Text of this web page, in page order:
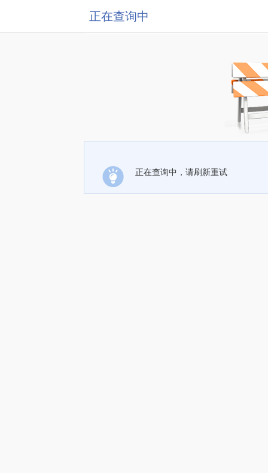
正在查询中
正在查询中，请刷新重试